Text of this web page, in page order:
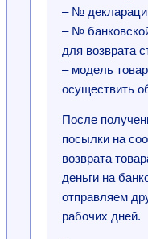
– №
– №
для возврата
– модель
осуществить
После
посылки на
возврата
деньги на
отправляем
рабочих дней.